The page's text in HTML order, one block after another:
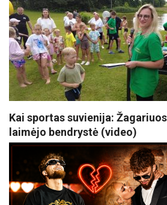
Kai sportas suvienija:
laimėjo bendrystė (video)